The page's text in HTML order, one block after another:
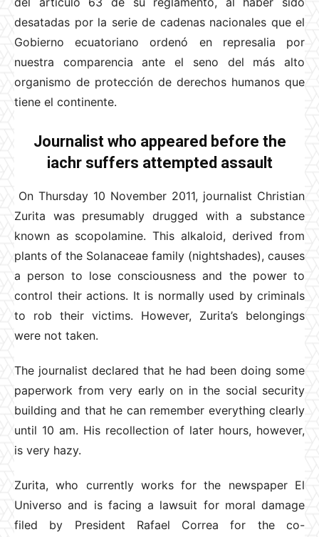
desatadas por la serie de cadenas nacionales que el
Gobierno ecuatoriano ordenó en represalia por
nuestra comparencia ante el seno del más alto
organismo de protección de derechos humanos que
tiene el continente.
Journalist who appeared before the
iachr suffers attempted assault
On Thursday 10 November 2011, journalist Christian
Zurita was presumably drugged with a substance
known as scopolamine. This alkaloid, derived from
plants of the Solanaceae family (nightshades), causes
a person to lose consciousness and the power to
control their actions. It is normally used by criminals
to rob their victims. However, Zurita’s belongings
were not taken.
The journalist declared that he had been doing some
paperwork from very early on in the social security
building and that he can remember everything clearly
until 10 am. His recollection of later hours, however,
is very hazy.
Zurita, who currently works for the newspaper El
Universo and is facing a lawsuit for moral damage
filed by President Rafael Correa for the co-